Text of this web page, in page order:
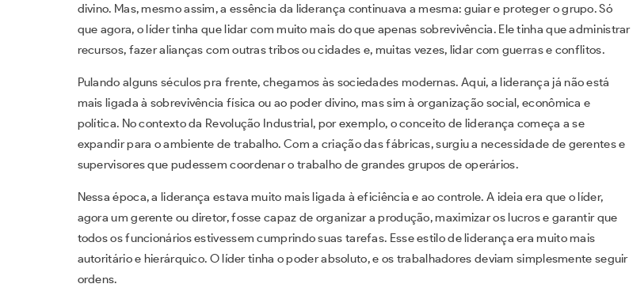
divino. Mas, mesmo assim, a essência da liderança continuava a mesma: guiar e proteger o grupo. Só
que agora, o líder tinha que lidar com muito mais do que apenas sobrevivência. Ele tinha que administrar
recursos, fazer alianças com outras tribos ou cidades e, muitas vezes, lidar com guerras e conflitos.
Pulando alguns séculos pra frente, chegamos às sociedades modernas. Aqui, a liderança já não está
mais ligada à sobrevivência física ou ao poder divino, mas sim à organização social, econômica e
política. No contexto da Revolução Industrial, por exemplo, o conceito de liderança começa a se
expandir para o ambiente de trabalho. Com a criação das fábricas, surgiu a necessidade de gerentes e
supervisores que pudessem coordenar o trabalho de grandes grupos de operários.
Nessa época, a liderança estava muito mais ligada à eficiência e ao controle. A ideia era que o líder,
agora um gerente ou diretor, fosse capaz de organizar a produção, maximizar os lucros e garantir que
todos os funcionários estivessem cumprindo suas tarefas. Esse estilo de liderança era muito mais
autoritário e hierárquico. O líder tinha o poder absoluto, e os trabalhadores deviam simplesmente seguir
ordens.